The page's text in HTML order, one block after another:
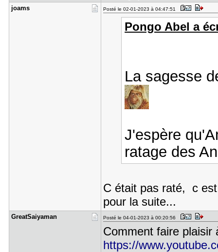
joams Posté le 02-01-2023 à 04:47:51
Pongo Abel a
La sagesse
J'espère
ratage des
C était pas raté, c
pour la suite...
GreatSaiya​man Posté le 04-01-2023 à 00:20:56
Comment faire plaisir
https://